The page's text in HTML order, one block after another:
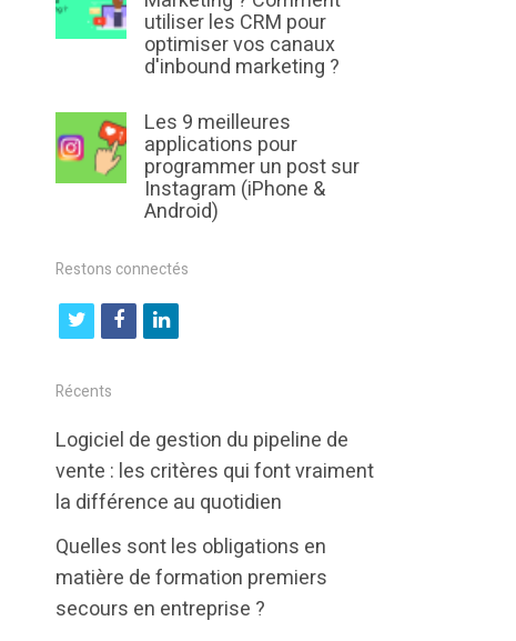
utiliser les CRM pour
optimiser vos canaux
d'inbound marketing ?
Les 9 meilleures
applications pour
programmer un post sur
Instagram (iPhone &
Android)
Restons connectés
t
i
t
t
e
f
b
o
k
l
e
d
i
n
Récents
Logiciel de gestion du pipeline de
vente : les critères qui font vraiment
la différence au quotidien
Quelles sont les obligations en
matière de formation premiers
secours en entreprise ?